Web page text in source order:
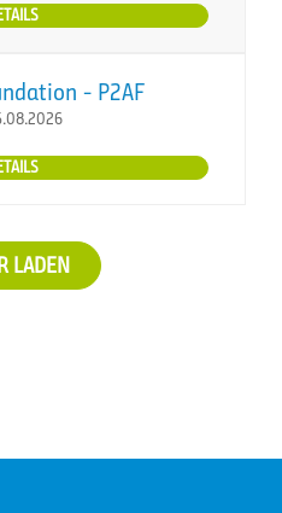
- P2AF
LADEN